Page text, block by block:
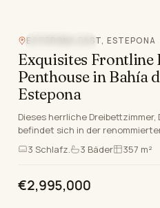
ESTEPONA EAST, ESTEPONA
Exquisites Frontline
Penthouse in Bahía
Estepona
Dieses herrliche
befindet sich in der
erstklassige Lage zwischen
3 Schlafz. 3 Bäder 357 m²
€2,995,000